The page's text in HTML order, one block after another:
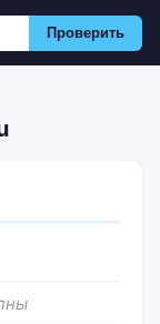
Проверить